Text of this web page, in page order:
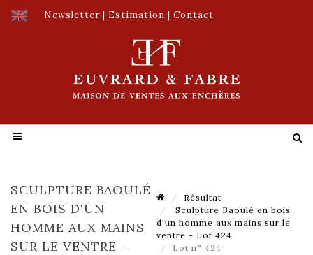
Newsletter | Estimation | Contact
SCULPTURE BAOULÉ
EN BOIS D'UN
HOMME AUX MAINS
SUR LE VENTRE -
Résultat
Sculpture Baoulé en bois
d'un homme aux mains sur le
ventre - Lot 424
Lot n° 424